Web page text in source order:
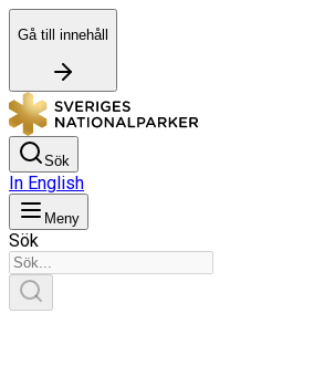
Gå till innehåll
Sök
In English
Meny
Sök